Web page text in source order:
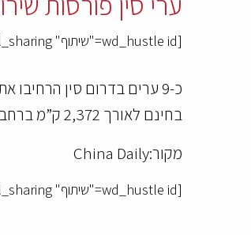
[wd_hustle id="שיתוף" type="social_sharing"]
כ-9 ערים בדרום סין
בחינם לאורך 2,372 ק”מ ברחבי הערים הדרומיות בפרובינציית גואנגדונג המתפתחת.
מקור:China Daily
[wd_hustle id="שיתוף" type="social_sharing"]